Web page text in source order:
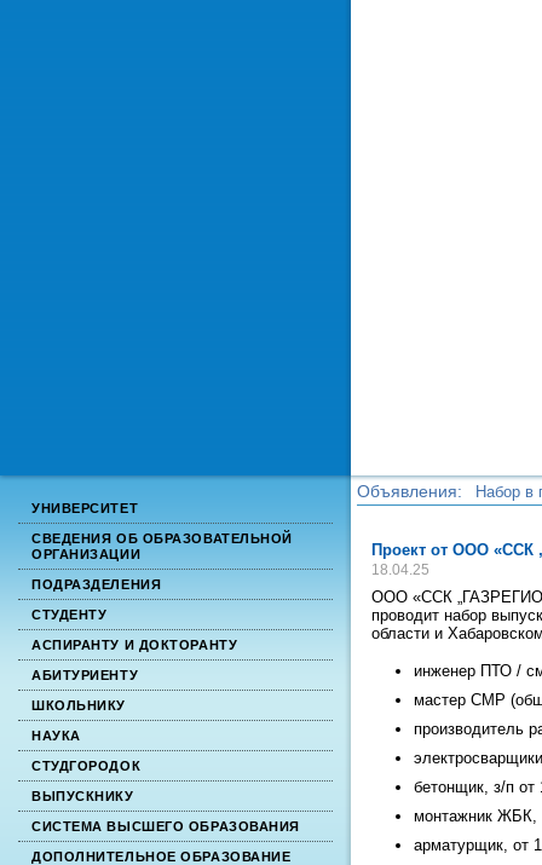
УНИВЕРСИТЕТ
СВЕДЕНИЯ ОБ ОБРАЗОВАТЕЛЬНОЙ
ОРГАНИЗАЦИИ
ПОДРАЗДЕЛЕНИЯ
СТУДЕНТУ
АСПИРАНТУ И ДОКТОРАНТУ
АБИТУРИЕНТУ
ШКОЛЬНИКУ
НАУКА
СТУДГОРОДОК
ВЫПУСКНИКУ
СИСТЕМА ВЫСШЕГО ОБРАЗОВАНИЯ
ДОПОЛНИТЕЛЬНОЕ ОБРАЗОВАНИЕ
Объявления:
Набор в
Проект от ООО «ССК
18.04.25
ООО «ССК
проводит набор
области и
инженер ПТО /
мастер СМР
производитель
бетонщик, з/п от
монтажник ЖБК,
арматурщик, от